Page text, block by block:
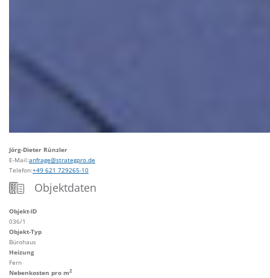
Jörg-Dieter Rünzler
E-Mail:anfrage@strategpro.de
Telefon:+49 621 729265-10
Objektdaten
Objekt-ID
036/1
Objekt-Typ
Bürohaus
Heizung
Fern
Nebenkosten pro m2